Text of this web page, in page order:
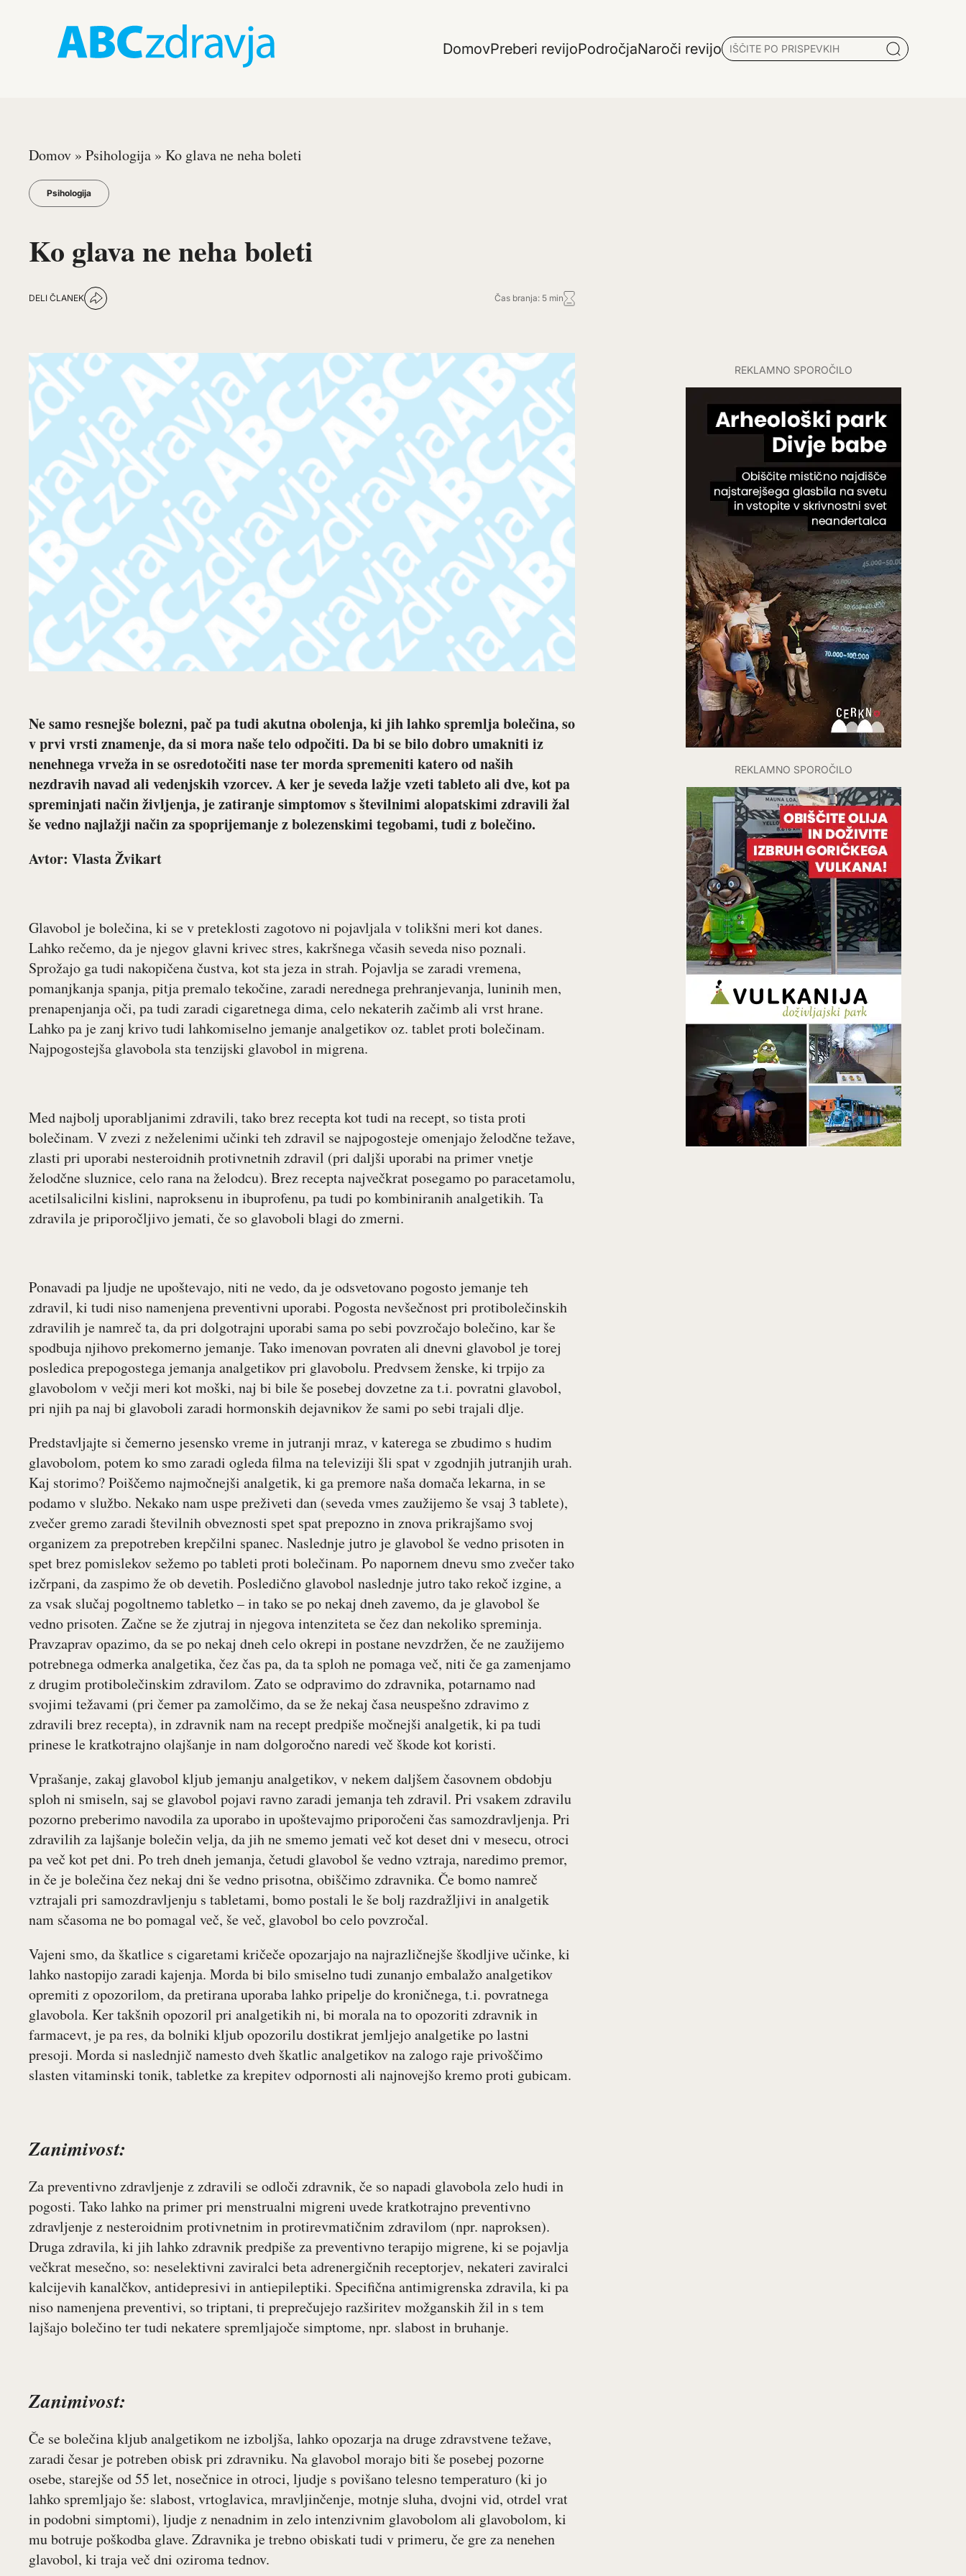
DomovPreberi revijoPodročjaNaroči revijo
Domov » Psihologija » Ko glava ne neha boleti
Psihologija
Ko glava ne neha boleti
DELI ČLANEK Čas branja: 5 min
Ne samo resnejše bolezni, pač pa tudi akutna obolenja, ki jih lahko spremlja bolečina, so
v prvi vrsti znamenje, da si mora naše telo odpočiti. Da bi se bilo dobro umakniti iz
nenehnega vrveža in se osredotočiti nase ter morda spremeniti katero od naših
nezdravih navad ali vedenjskih vzorcev. A ker je seveda lažje vzeti tableto ali dve, kot pa
spreminjati način življenja, je zatiranje simptomov s številnimi alopatskimi zdravili žal
še vedno najlažji način za spoprijemanje z bolezenskimi tegobami, tudi z bolečino.
Avtor: Vlasta Žvikart
Glavobol je bolečina, ki se v preteklosti zagotovo ni pojavljala v tolikšni meri kot danes.
Lahko rečemo, da je njegov glavni krivec stres, kakršnega včasih seveda niso poznali.
Sprožajo ga tudi nakopičena čustva, kot sta jeza in strah. Pojavlja se zaradi vremena,
pomanjkanja spanja, pitja premalo tekočine, zaradi nerednega prehranjevanja, luninih men,
prenapenjanja oči, pa tudi zaradi cigaretnega dima, celo nekaterih začimb ali vrst hrane.
Lahko pa je zanj krivo tudi lahkomiselno jemanje analgetikov oz. tablet proti bolečinam.
Najpogostejša glavobola sta tenzijski glavobol in migrena.
Med najbolj uporabljanimi zdravili, tako brez recepta kot tudi na recept, so tista proti
bolečinam. V zvezi z neželenimi učinki teh zdravil se najpogosteje omenjajo želodčne težave,
zlasti pri uporabi nesteroidnih protivnetnih zdravil (pri daljši uporabi na primer vnetje
želodčne sluznice, celo rana na želodcu). Brez recepta največkrat posegamo po paracetamolu,
acetilsalicilni kislini, naproksenu in ibuprofenu, pa tudi po kombiniranih analgetikih. Ta
zdravila je priporočljivo jemati, če so glavoboli blagi do zmerni.
Ponavadi pa ljudje ne upoštevajo, niti ne vedo, da je odsvetovano pogosto jemanje teh
zdravil, ki tudi niso namenjena preventivni uporabi. Pogosta nevšečnost pri protibolečinskih
zdravilih je namreč ta, da pri dolgotrajni uporabi sama po sebi povzročajo bolečino, kar še
spodbuja njihovo prekomerno jemanje. Tako imenovan povraten ali dnevni glavobol je torej
posledica prepogostega jemanja analgetikov pri glavobolu. Predvsem ženske, ki trpijo za
glavobolom v večji meri kot moški, naj bi bile še posebej dovzetne za t.i. povratni glavobol,
pri njih pa naj bi glavoboli zaradi hormonskih dejavnikov že sami po sebi trajali dlje.
Predstavljajte si čemerno jesensko vreme in jutranji mraz, v katerega se zbudimo s hudim
glavobolom, potem ko smo zaradi ogleda filma na televiziji šli spat v zgodnjih jutranjih urah.
Kaj storimo? Poiščemo najmočnejši analgetik, ki ga premore naša domača lekarna, in se
podamo v službo. Nekako nam uspe preživeti dan (seveda vmes zaužijemo še vsaj 3 tablete),
zvečer gremo zaradi številnih obveznosti spet spat prepozno in znova prikrajšamo svoj
organizem za prepotreben krepčilni spanec. Naslednje jutro je glavobol še vedno prisoten in
spet brez pomislekov sežemo po tableti proti bolečinam. Po napornem dnevu smo zvečer tako
izčrpani, da zaspimo že ob devetih. Posledično glavobol naslednje jutro tako rekoč izgine, a
za vsak slučaj pogoltnemo tabletko – in tako se po nekaj dneh zavemo, da je glavobol še
vedno prisoten. Začne se že zjutraj in njegova intenziteta se čez dan nekoliko spreminja.
Pravzaprav opazimo, da se po nekaj dneh celo okrepi in postane nevzdržen, če ne zaužijemo
potrebnega odmerka analgetika, čez čas pa, da ta sploh ne pomaga več, niti če ga zamenjamo
z drugim protibolečinskim zdravilom. Zato se odpravimo do zdravnika, potarnamo nad
svojimi težavami (pri čemer pa zamolčimo, da se že nekaj časa neuspešno zdravimo z
zdravili brez recepta), in zdravnik nam na recept predpiše močnejši analgetik, ki pa tudi
prinese le kratkotrajno olajšanje in nam dolgoročno naredi več škode kot koristi.
Vprašanje, zakaj glavobol kljub jemanju analgetikov, v nekem daljšem časovnem obdobju
sploh ni smiseln, saj se glavobol pojavi ravno zaradi jemanja teh zdravil. Pri vsakem zdravilu
pozorno preberimo navodila za uporabo in upoštevajmo priporočeni čas samozdravljenja. Pri
zdravilih za lajšanje bolečin velja, da jih ne smemo jemati več kot deset dni v mesecu, otroci
pa več kot pet dni. Po treh dneh jemanja, četudi glavobol še vedno vztraja, naredimo premor,
in če je bolečina čez nekaj dni še vedno prisotna, obiščimo zdravnika. Če bomo namreč
vztrajali pri samozdravljenju s tabletami, bomo postali le še bolj razdražljivi in analgetik
nam sčasoma ne bo pomagal več, še več, glavobol bo celo povzročal.
Vajeni smo, da škatlice s cigaretami kričeče opozarjajo na najrazličnejše škodljive učinke, ki
lahko nastopijo zaradi kajenja. Morda bi bilo smiselno tudi zunanjo embalažo analgetikov
opremiti z opozorilom, da pretirana uporaba lahko pripelje do kroničnega, t.i. povratnega
glavobola. Ker takšnih opozoril pri analgetikih ni, bi morala na to opozoriti zdravnik in
farmacevt, je pa res, da bolniki kljub opozorilu dostikrat jemljejo analgetike po lastni
presoji. Morda si naslednjič namesto dveh škatlic analgetikov na zalogo raje privoščimo
slasten vitaminski tonik, tabletke za krepitev odpornosti ali najnovejšo kremo proti gubicam.
Zanimivost:
Za preventivno zdravljenje z zdravili se odloči zdravnik, če so napadi glavobola zelo hudi in
pogosti. Tako lahko na primer pri menstrualni migreni uvede kratkotrajno preventivno
zdravljenje z nesteroidnim protivnetnim in protirevmatičnim zdravilom (npr. naproksen).
Druga zdravila, ki jih lahko zdravnik predpiše za preventivno terapijo migrene, ki se pojavlja
večkrat mesečno, so: neselektivni zaviralci beta adrenergičnih receptorjev, nekateri zaviralci
kalcijevih kanalčkov, antidepresivi in antiepileptiki. Specifična antimigrenska zdravila, ki pa
niso namenjena preventivi, so triptani, ti preprečujejo razširitev možganskih žil in s tem
lajšajo bolečino ter tudi nekatere spremljajoče simptome, npr. slabost in bruhanje.
Zanimivost:
Če se bolečina kljub analgetikom ne izboljša, lahko opozarja na druge zdravstvene težave,
zaradi česar je potreben obisk pri zdravniku. Na glavobol morajo biti še posebej pozorne
osebe, starejše od 55 let, nosečnice in otroci, ljudje s povišano telesno temperaturo (ki jo
lahko spremljajo še: slabost, vrtoglavica, mravljinčenje, motnje sluha, dvojni vid, otrdel vrat
in podobni simptomi), ljudje z nenadnim in zelo intenzivnim glavobolom ali glavobolom, ki
mu botruje poškodba glave. Zdravnika je trebno obiskati tudi v primeru, če gre za nenehen
glavobol, ki traja več dni oziroma tednov.
REKLAMNO SPOROČILO
REKLAMNO SPOROČILO